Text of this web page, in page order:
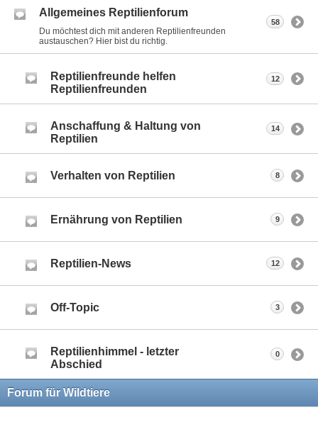
Allgemeines Reptilienforum
Du möchtest dich mit anderen Reptilienfreunden
austauschen? Hier bist du richtig.
58
Reptilienfreunde helfen
Reptilienfreunden
12
Anschaffung & Haltung von
Reptilien
14
Verhalten von Reptilien 8
Ernährung von Reptilien 9
Reptilien-News 12
Off-Topic 3
Reptilienhimmel - letzter
Abschied
0
Forum für Wildtiere